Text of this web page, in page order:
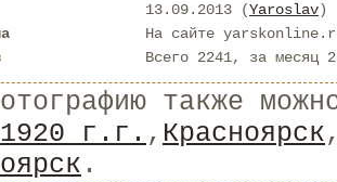
13.09.2013 (Yaroslav)
На сайте
Всего 2241, за месяц
также
г.г. , Красноярск
.